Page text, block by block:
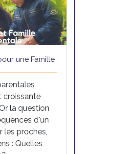
une Famille
croissante
la question
d'un
les proches,
: Quelles